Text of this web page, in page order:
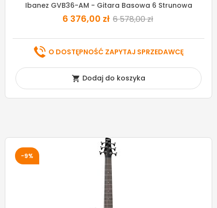
Ibanez GVB36-AM - Gitara Basowa 6 Strunowa
6 376,00 zł 6 578,00 zł
O DOSTĘPNOŚĆ ZAPYTAJ SPRZEDAWCĘ
 Dodaj do koszyka
-9%